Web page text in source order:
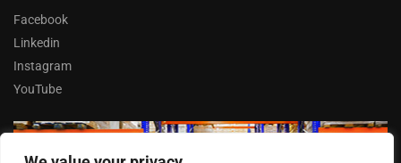
Facebook
Linkedin
Instagram
YouTube